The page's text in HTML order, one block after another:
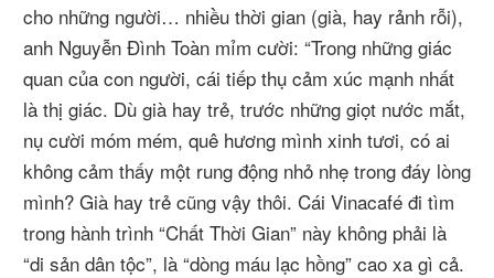
cho những người… nhiều thời gian (già, hay rảnh rỗi),
anh Nguyễn Đình Toàn mỉm cười: “Trong những giác
quan của con người, cái tiếp thụ cảm xúc mạnh nhất
là thị giác. Dù già hay trẻ, trước những giọt nước mắt,
nụ cười móm mém, quê hương mình xinh tươi, có ai
không cảm thấy một rung động nhỏ nhẹ trong đáy lòng
mình? Già hay trẻ cũng vậy thôi. Cái Vinacafé đi tìm
trong hành trình “Chất Thời Gian” này không phải là
“di sản dân tộc”, là “dòng máu lạc hồng” cao xa gì cả.